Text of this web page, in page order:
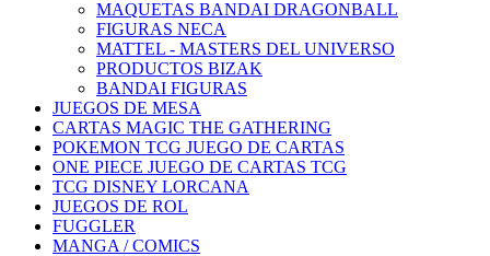
MAQUETAS BANDAI DRAGONBALL
FIGURAS NECA
MATTEL - MASTERS DEL UNIVERSO
PRODUCTOS BIZAK
BANDAI FIGURAS
JUEGOS DE MESA
CARTAS MAGIC THE GATHERING
POKEMON TCG JUEGO DE CARTAS
ONE PIECE JUEGO DE CARTAS TCG
TCG DISNEY LORCANA
JUEGOS DE ROL
FUGGLER
MANGA / COMICS